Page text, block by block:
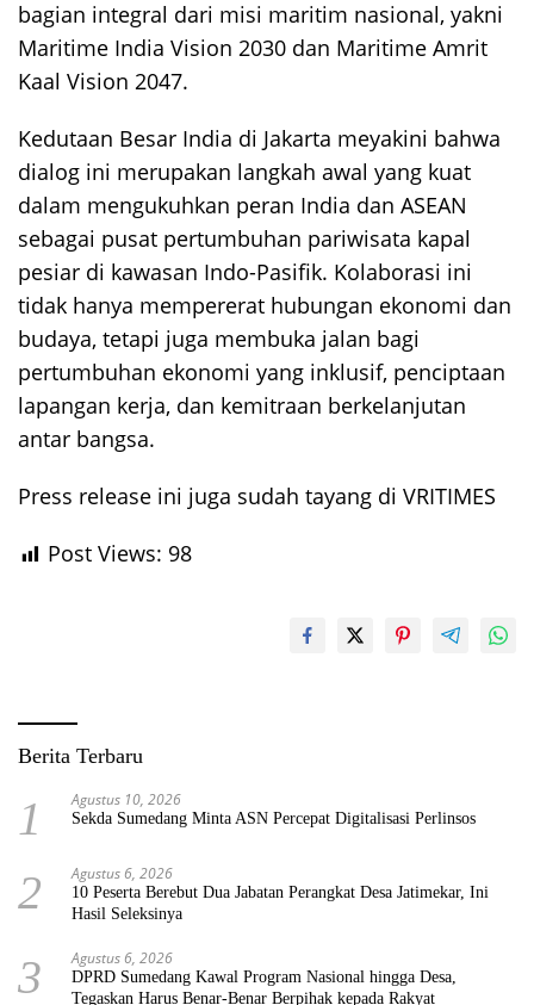
bagian integral dari misi maritim nasional, yakni
Maritime India Vision 2030 dan Maritime Amrit
Kaal Vision 2047.
Kedutaan Besar India di Jakarta meyakini bahwa
dialog ini merupakan langkah awal yang kuat
dalam mengukuhkan peran India dan ASEAN
sebagai pusat pertumbuhan pariwisata kapal
pesiar di kawasan Indo-Pasifik. Kolaborasi ini
tidak hanya mempererat hubungan ekonomi dan
budaya, tetapi juga membuka jalan bagi
pertumbuhan ekonomi yang inklusif, penciptaan
lapangan kerja, dan kemitraan berkelanjutan
antar bangsa.
Press release ini juga sudah tayang di VRITIMES
Post Views: 98
Berita Terbaru
1 Agustus 10, 2026
Sekda Sumedang Minta ASN Percepat Digitalisasi Perlinsos
2 Agustus 6, 2026
10 Peserta Berebut Dua Jabatan Perangkat Desa Jatimekar, Ini
Hasil Seleksinya
3 Agustus 6, 2026
DPRD Sumedang Kawal Program Nasional hingga Desa,
Tegaskan Harus Benar-Benar Berpihak kepada Rakyat